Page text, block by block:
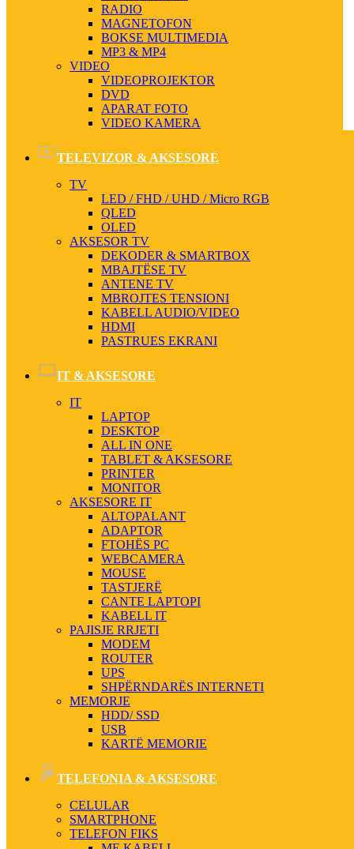
RADIO
MAGNETOFON
BOKSE MULTIMEDIA
MP3 & MP4
VIDEO
VIDEOPROJEKTOR
DVD
APARAT FOTO
VIDEO KAMERA
TELEVIZOR & AKSESORE
TV
LED / FHD / UHD / Micro RGB
QLED
OLED
AKSESOR TV
DEKODER & SMARTBOX
MBAJTËSE TV
ANTENE TV
MBROJTES TENSIONI
KABELL AUDIO/VIDEO
HDMI
PASTRUES EKRANI
IT & AKSESORE
IT
LAPTOP
DESKTOP
ALL IN ONE
TABLET & AKSESORE
PRINTER
MONITOR
AKSESORE IT
ALTOPALANT
ADAPTOR
FTOHËS PC
WEBCAMERA
MOUSE
TASTJERË
CANTE LAPTOPI
KABELL IT
PAJISJE RRJETI
MODEM
ROUTER
UPS
SHPËRNDARËS INTERNETI
MEMORJE
HDD/ SSD
USB
KARTË MEMORIE
TELEFONIA & AKSESORE
CELULAR
SMARTPHONE
TELEFON FIKS